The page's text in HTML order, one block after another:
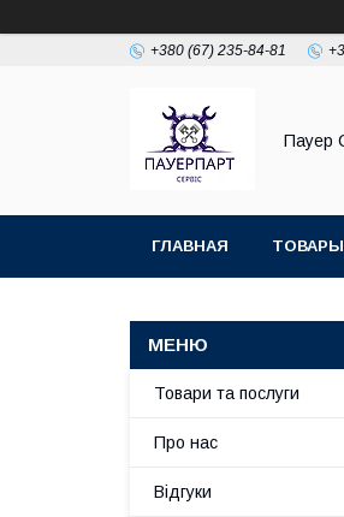
+380 (67) 235-84-81
Пауер
ГЛАВНАЯ ТОВАРЫ
Товари та послуги
Про нас
Відгуки